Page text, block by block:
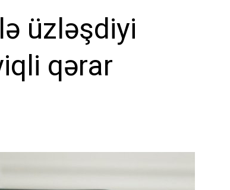
üzləşdiyi
qərar